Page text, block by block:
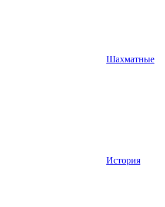
Шахматные
История